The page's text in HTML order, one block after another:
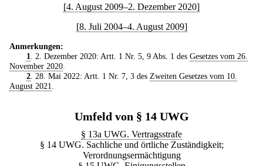
[4. August 2009–2. Dezember 2020]
[8. Juli 2004–4. August 2009]
Anmerkungen:
1
. 2. Dezember 2020: Artt. 1 Nr. 5, 9 Abs. 1 des Gesetzes vom 26.
November 2020
2. 28. Mai 2022: Artt. 1 Nr. 7, 3 des Zweiten Gesetzes vom 10.
August 2021
Umfeld von § 14 UWG
§ 13a UWG. Vertragsstrafe
§ 14 UWG. Sachliche und örtliche Zuständigkeit;
Verordnungsermächtigung